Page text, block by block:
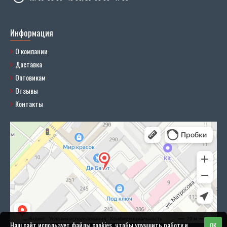
Информация
О компании
Доставка
Оптовикам
Отзывы
Контакты
Наш сайт использует файлы cookies, чтобы улучшить работу и